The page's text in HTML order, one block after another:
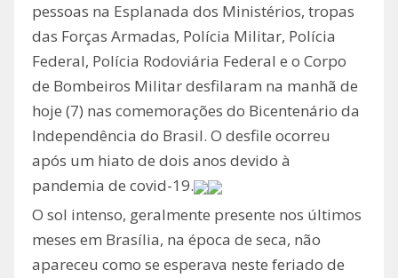
pessoas na Esplanada dos Ministérios, tropas
das Forças Armadas, Polícia Militar, Polícia
Federal, Polícia Rodoviária Federal e o Corpo
de Bombeiros Militar desfilaram na manhã de
hoje (7) nas comemorações do Bicentenário da
Independência do Brasil. O desfile ocorreu
após um hiato de dois anos devido à
pandemia de covid-19.
O sol intenso, geralmente presente nos últimos
meses em Brasília, na época de seca, não
apareceu como se esperava neste feriado de